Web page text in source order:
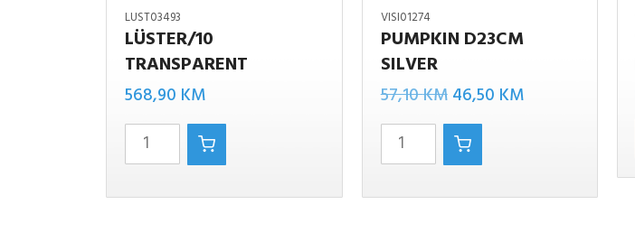
LUST03493
LÜSTER/10
TRANSPARENT
568,90 KM
LüSTER/10
transparent
VISI01274
PUMPKIN D23CM
SILVER
57,10KM Izvorna
cijena
bila
57,10 KM.
46,50 KMTrenutna
D23CM
količina